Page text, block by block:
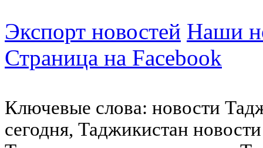
Экспорт новостей Наши
Страница на Facebook
Ключевые слова: новости
сегодня, Таджикистан